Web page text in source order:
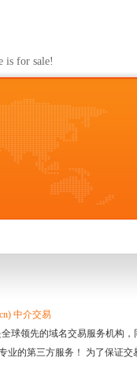
is for sale!
中介交易
全球领先的域名交易服务机构
业的第三方服务！ 为了保证